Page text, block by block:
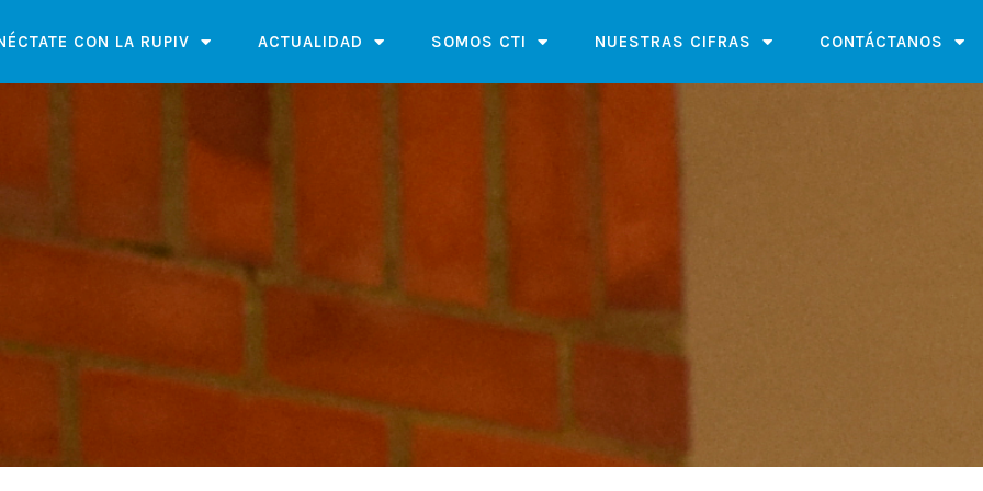
CON LA RUPIV ACTUALIDAD SOMOS CTI NUESTRAS CIFRAS CONTÁCTANOS